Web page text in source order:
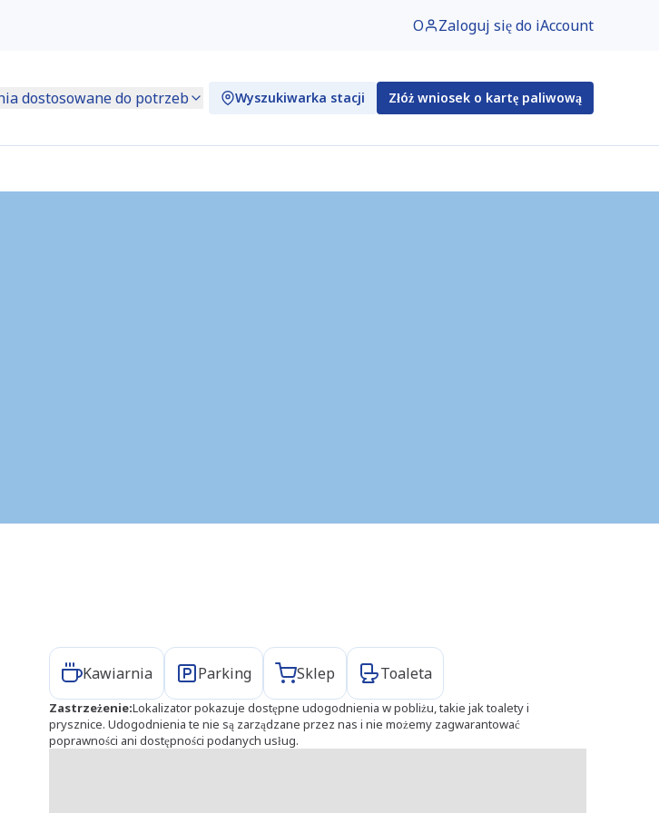
O Zaloguj się do iAccount
Wyszukiwarka stacji Złóż wniosek o kartę paliwową
Kawiarnia Parking Sklep Toaleta
Zastrzeżenie:Lokalizator pokazuje dostępne udogodnienia w pobliżu, takie jak toalety i
prysznice. Udogodnienia te nie są zarządzane przez nas i nie możemy zagwarantować
poprawności ani dostępności podanych usług.